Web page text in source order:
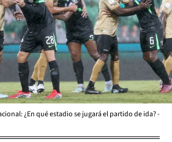
¿En qué estadio se jugará el partido de ida? -